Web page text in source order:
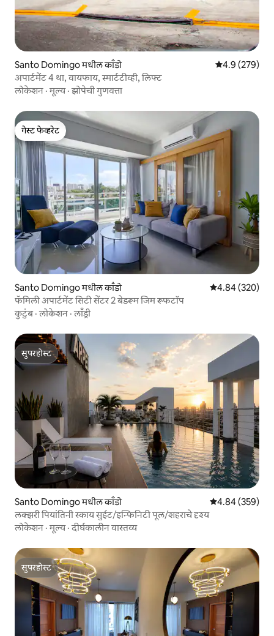
Santo Domingo मधील काँडो 5 पैकी 4.9
4.9 (279)
अपार्टमेंट 4 था, वायफाय, स्मार्टटीव्ही, लिफ्ट
लोकेशन ·मूल्य·झोपेची गुणवत्ता
गेस्ट फेव्हरेट
गेस्ट फेव्हरेट
Santo Domingo मधील काँडो 5 पैकी 4.84
4.84 (320)
फॅमिली अपार्टमेंट सिटी सेंटर 2 बेडरूम जिम रूफटॉप
कुटुंब·लोकेशन ·लाँड्री
सुपरहोस्ट
सुपरहोस्ट
Santo Domingo मधील काँडो 5 पैकी 4.84
4.84 (359)
लक्झरी पियांतिनी स्काय सुईट/इन्फिनिटी पूल/शहराचे दृश्य
लोकेशन ·मूल्य·दीर्घकालीन वास्तव्य
सुपरहोस्ट
सुपरहोस्ट